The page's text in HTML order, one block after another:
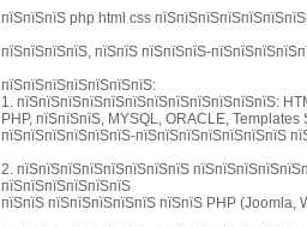
пїЅпїЅпїЅ php html css
пїЅпїЅпїЅпїЅ, пїЅпїЅ пїЅпїЅпїЅ-
пїЅпїЅпїЅпїЅпїЅпїЅпїЅ:
1. пїЅпїЅпїЅпїЅпїЅпїЅпїЅпїЅпїЅпїЅпїЅпїЅ:
PHP, пїЅпїЅпїЅ, MYSQL, ORACLE, Templates
пїЅпїЅпїЅпїЅпїЅпїЅ-пїЅпїЅпїЅпїЅпїЅпїЅпїЅ
2. пїЅпїЅпїЅпїЅпїЅпїЅпїЅпїЅ
пїЅпїЅпїЅпїЅпїЅпїЅ
пїЅпїЅ пїЅпїЅпїЅпїЅпїЅ пїЅпїЅ PHP